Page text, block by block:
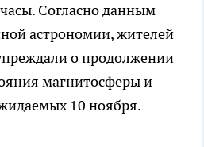
Согласно данным
астрономии, жителей
о продолжении
магнитосферы и
10 ноября.